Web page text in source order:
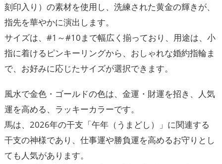
刻印入り）の素材を使用し、洗練された黄金の輝きが、
指先を華やかに演出します。
サイズは、#1～#10まで幅広く揃っており、用途は、小
指に着けるピンキーリングから、おしゃれな婚約指輪ま
で、お好みに応じたサイズが選択できます。
風水で金色・ゴールドの色は、金運・財運を招き、人気
運を高める、ラッキーカラーです。
馬は、2026年の干支「午年（うまどし）」に関連する
干支の神様であり、仕事運や勝負運を高めるお守りとし
ても人気があります。